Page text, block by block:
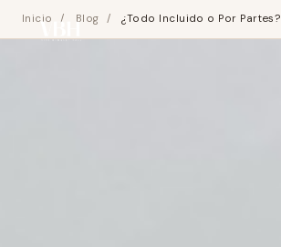
Inicio / Blog / ¿Todo Incluido o Por Partes?